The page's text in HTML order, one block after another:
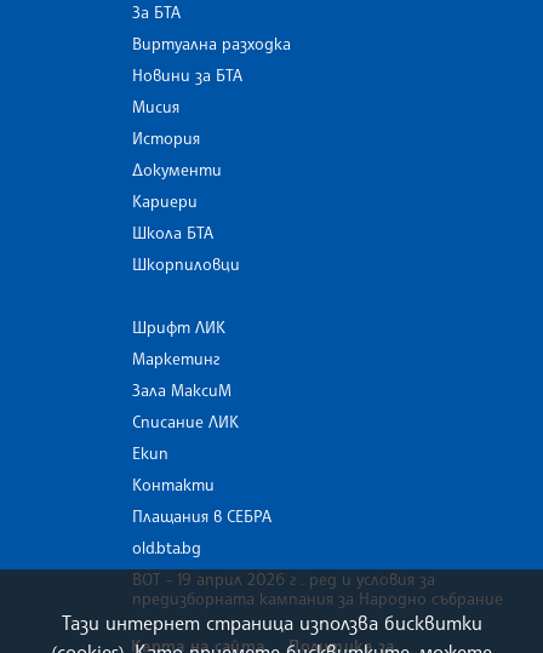
За БТА
Виртуална разходка
Новини за БТА
Мисия
История
Документи
Кариери
Школа БТА
Шкорпиловци
Шрифт ЛИК
Маркетинг
Зала МаксиМ
Списание ЛИК
Екип
Контакти
Плащания в СЕБРА
old.bta.bg
ВОТ - 19 април 2026 г . ред и условия за
предизборната кампания за Народно събрание
Карта на сайта Политика за
Тази интернет страница използва бисквитки